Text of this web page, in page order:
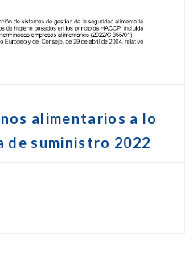
alimentarios a lo
de suministro 2022